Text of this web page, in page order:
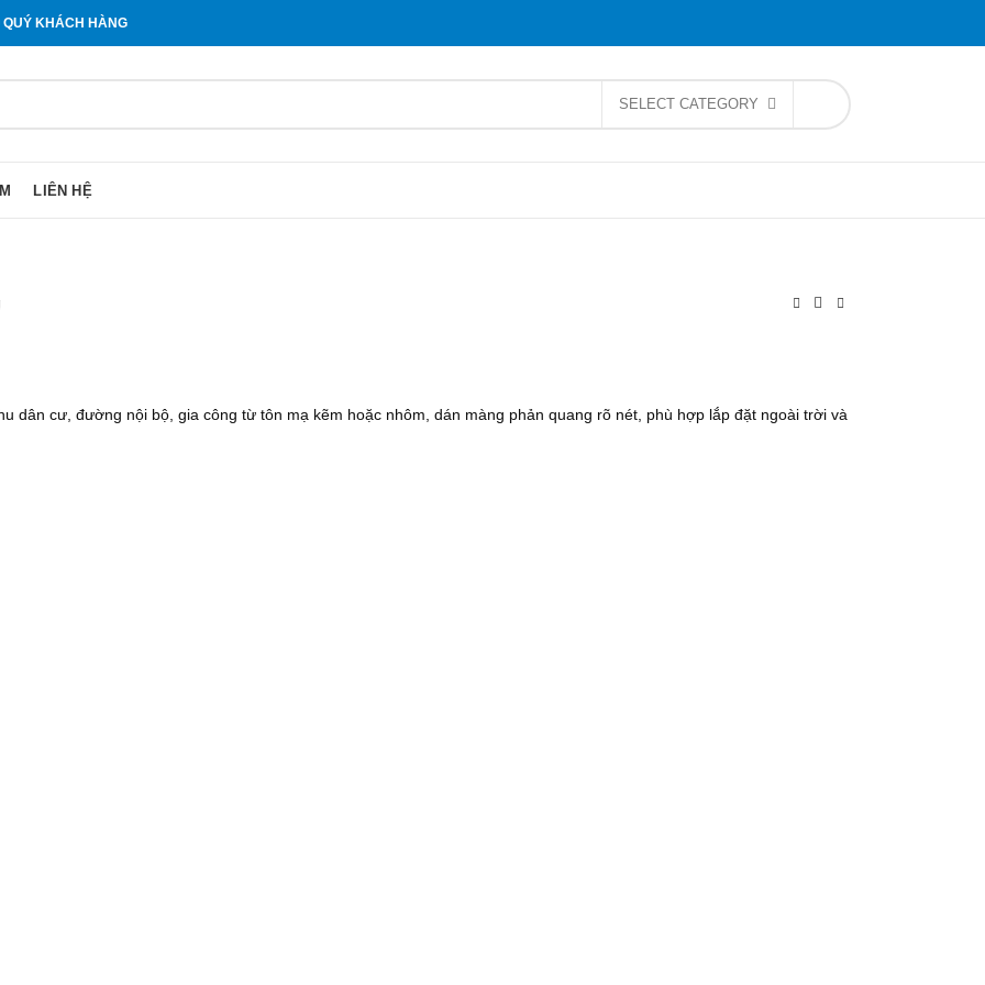
KHÁCH HÀNG
SELECT CATEGORY
LIÊN HỆ
dân cư, đường nội bộ, gia công từ tôn mạ kẽm hoặc nhôm, dán màng phản quang rõ nét, phù hợp lắp đặt ngoài trời và